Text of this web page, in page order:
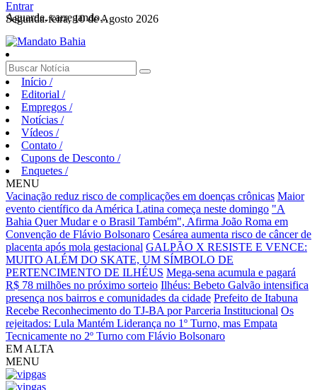
Aguarde, carregando...
Entrar
Segunda-feira, 10 de Agosto 2026
Início /
Editorial /
Empregos /
Notícias /
Vídeos /
Contato /
Cupons de Desconto /
Enquetes /
MENU
Vacinação reduz risco de complicações em doenças crônicas Maior
evento científico da América Latina começa neste domingo "A
Bahia Quer Mudar e o Brasil Também", Afirma João Roma em
Convenção de Flávio Bolsonaro Cesárea aumenta risco de câncer de
placenta após mola gestacional GALPÃO X RESISTE E VENCE:
MUITO ALÉM DO SKATE, UM SÍMBOLO DE
PERTENCIMENTO DE ILHÉUS Mega-sena acumula e pagará
R$ 78 milhões no próximo sorteio Ilhéus: Bebeto Galvão intensifica
presença nos bairros e comunidades da cidade Prefeito de Itabuna
Recebe Reconhecimento do TJ-BA por Parceria Institucional Os
rejeitados: Lula Mantém Liderança no 1º Turno, mas Empata
Tecnicamente no 2º Turno com Flávio Bolsonaro
EM ALTA
MENU